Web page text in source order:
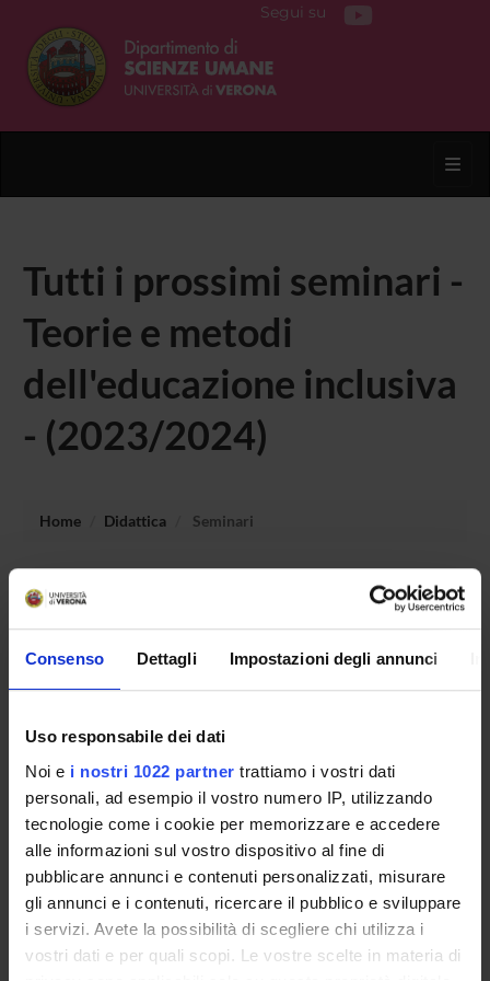
Consenso Dettagli Impostazioni degli annunci
Uso responsabile dei dati
Noi e i nostri 1022 partner trattiamo i vostri dati
personali, ad esempio il vostro numero IP, utilizzando
tecnologie come i cookie per memorizzare e accedere
alle informazioni sul vostro dispositivo al fine di
pubblicare annunci e contenuti personalizzati, misurare
gli annunci e i contenuti, ricercare il pubblico e sviluppare
i servizi. Avete la possibilità di scegliere chi utilizza i
vostri dati e per quali scopi. Le vostre scelte in materia di
Segui su
Tutti i prossimi seminari -
Teorie e metodi
dell'educazione inclusiva
- (2023/2024)
Home Didattica Seminari
Non è stato trovato alcun seminario relativo
all'insegnamento Teorie e metodi dell'educazione inclusiva.
DOTTORATI, MASTER E FORMAZIONE SUPERIORE
Contatti
Persone
Luoghi
Calendario